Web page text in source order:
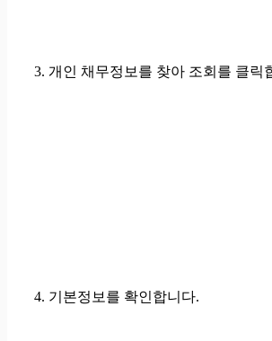
3. 개인 채무정보를 찾아 조회를 클릭
4. 기본정보를 확인합니다.